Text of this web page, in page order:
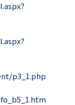
p3_1.php